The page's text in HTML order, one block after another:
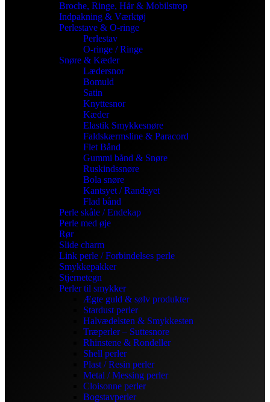
Broche, Ringe, Hår & Mobilstrop
Indpakning & Værktøj
Perlestave & O-ringe
Perlestav
O-ringe / Ringe
Snøre & Kæder
Lædersnor
Bomuld
Satin
Knyttesnor
Kæder
Elastik Smykkesnøre
Faldskærmsline & Paracord
Flet Bånd
Gummi bånd & Snøre
Ruskindssnøre
Bola snøre
Kantsyet / Randsyet
Flad bånd
Perle skåle / Endekap
Perle med øje
Rør
Slide charm
Link perle / Forbindelses perle
Smykkepakker
Stjernetegn
Perler til smykker
Ægte guld & sølv produkter
Stardust perler
Halvædelsten & Smykkesten
Træperler – Suttesnore
Rhinstene & Rondeller
Shell perler
Plast / Resin perler
Metal / Messing perler
Cloisonne perler
Bogstavperler